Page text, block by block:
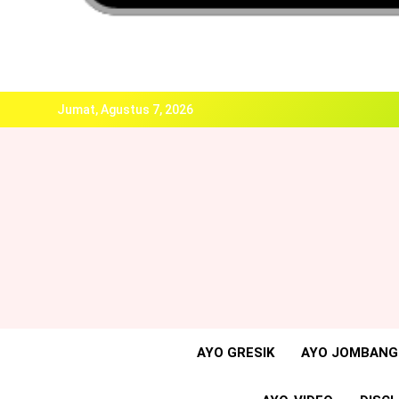
Jumat, Agustus 7, 2026
AYO GRESIK AYO JOMBANG